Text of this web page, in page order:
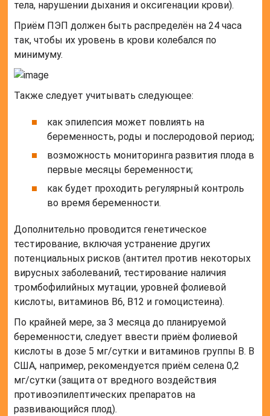
тела, нарушении дыхания и оксигенации крови).
Приём ПЭП должен быть распределён на 24 часа
так, чтобы их уровень в крови колебался по
минимуму.
Также следует учитывать следующее:
как эпилепсия может повлиять на
беременность, роды и послеродовой период;
возможность мониторинга развития плода в
первые месяцы беременности;
как будет проходить регулярный контроль
во время беременности.
Дополнительно проводится генетическое
тестирование, включая устранение других
потенциальных рисков (антител против некоторых
вирусных заболеваний, тестирование наличия
тромбофилийных мутации, уровней фолиевой
кислоты, витаминов B6, B12 и гомоцистеина).
По крайней мере, за 3 месяца до планируемой
беременности, следует ввести приём фолиевой
кислоты в дозе 5 мг/сутки и витаминов группы B. В
США, например, рекомендуется приём селена 0,2
мг/сутки (защита от вредного воздействия
противоэпилептических препаратов на
развивающийся плод).